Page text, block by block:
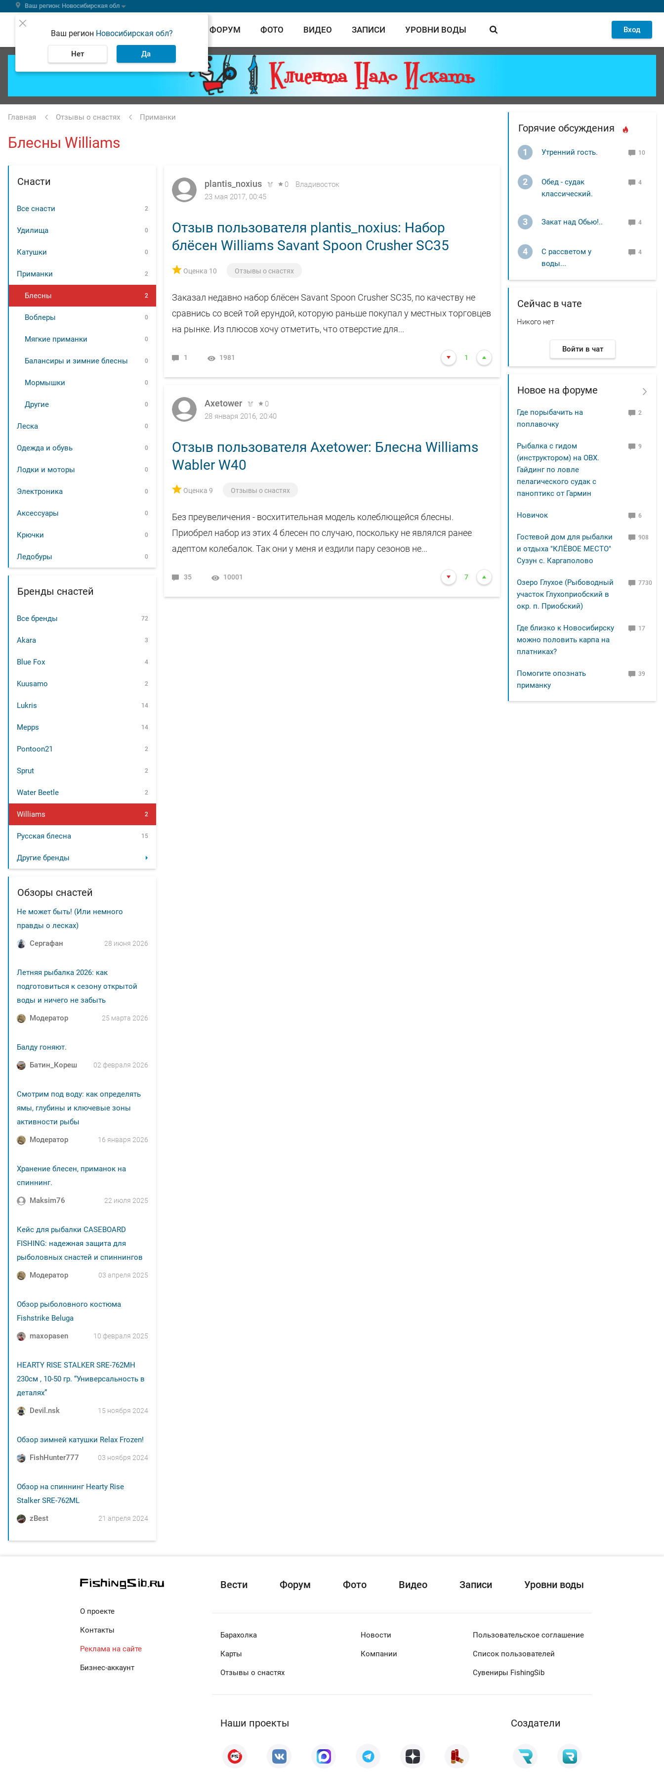
Ваш регион: Новосибирская обл
Ваш регион Новосибирская обл?
Нет Да
ВЕСТИ ФОРУМ ФОТО ВИДЕО ЗАПИСИ УРОВНИ ВОДЫ Вход
Главная Отзывы о снастях Приманки
Блесны Williams
Снасти
Все снасти 2
Удилища 0
Катушки 0
Приманки 2
Блесны 2
Воблеры 0
Мягкие приманки 0
Балансиры и зимние блесны 0
Мормышки 0
Другие 0
Леска 0
Одежда и обувь 0
Лодки и моторы 0
Электроника 0
Аксессуары 0
Крючки 0
Ледобуры 0
Бренды снастей
Все бренды 72
Akara 3
Blue Fox 4
Kuusamo 2
Lukris 14
Mepps 14
Pontoon21 2
Sprut 2
Water Beetle 2
Williams 2
Русская блесна 15
Другие бренды
Обзоры снастей
Не может быть! (Или немного
правды о лесках)
Сергафан
28 июня 2026
Летняя рыбалка 2026: как
подготовиться к сезону открытой
воды и ничего не забыть
Модератор
25 марта 2026
Балду гоняют.
Батин_Кореш
02 февраля 2026
Смотрим под воду: как определять
ямы, глубины и ключевые зоны
активности рыбы
Модератор
16 января 2026
Хранение блесен, приманок на
спиннинг.
Maksim76
22 июля 2025
Кейс для рыбалки CASEBOARD
FISHING: надежная защита для
рыболовных снастей и спиннингов
Модератор
03 апреля 2025
Обзор рыболовного костюма
Fishstrike Beluga
maxopasen
10 февраля 2025
HEARTY RISE STALKER SRE-762MH
230см , 10-50 гр. “Универсальность в
деталях”
Devil.nsk
15 ноября 2024
Обзор зимней катушки Relax Frozen!
FishHunter777
03 ноября 2024
Обзор на спиннинг Hearty Rise
Stalker SRE-762ML
zBest
21 апреля 2024
plantis_noxius 0
Владивосток
23 мая 2017, 00:45
Отзыв пользователя plantis_noxius: Набор
блёсен Williams Savant Spoon Crusher SC35
Оценка 10 Отзывы о снастях
Заказал недавно набор блёсен Savant Spoon Crusher SC35, по качеству не
сравнись со всей той ерундой, которую раньше покупал у местных торговцев
на рынке. Из плюсов хочу отметить, что отверстие для...
1 1981 1
Axetower
0
28 января 2016, 20:40
Отзыв пользователя Axetower: Блесна Williams
Wabler W40
Оценка 9 Отзывы о снастях
Без преувеличения - восхитительная модель колеблющейся блесны.
Приобрел набор из этих 4 блесен по случаю, поскольку не являлся ранее
адептом колебалок. Так они у меня и ездили пару сезонов не...
35 10001 7
Горячие обсуждения
1 Утренний гость. 10
2
Обед - судак
классический.
4
3 Закат над Обью!.. 4
4
С рассветом у
воды...
4
Сейчас в чате
Никого нет
Войти в чат
Новое на форуме
Где порыбачить на
поплавочку
2
Рыбалка с гидом
(инструктором) на ОВХ.
Гайдинг по ловле
пелагического судак с
паноптикс от Гармин
9
Новичок 6
Гостевой дом для рыбалки
и отдыха "КЛЁВОЕ МЕСТО"
Сузун с. Каргаполово
908
Озеро Глухое (Рыбоводный
участок Глухоприобский в
окр. п. Приобский)
7730
Где близко к Новосибирску
можно половить карпа на
платниках?
17
Помогите опознать
приманку
39
О проекте
Контакты
Реклама на сайте
Бизнес-аккаунт
Вести Форум Фото Видео Записи Уровни воды
Барахолка
Карты
Отзывы о снастях
Новости
Компании
Пользовательское соглашение
Список пользователей
Сувениры FishingSib
Наши проекты Cоздатели